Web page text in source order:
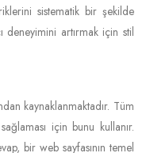
sistematik bir şekilde
deneyimini artırmak için stil
kaynaklanmaktadır. Tüm
için bunu kullanır.
bir web sayfasının temel